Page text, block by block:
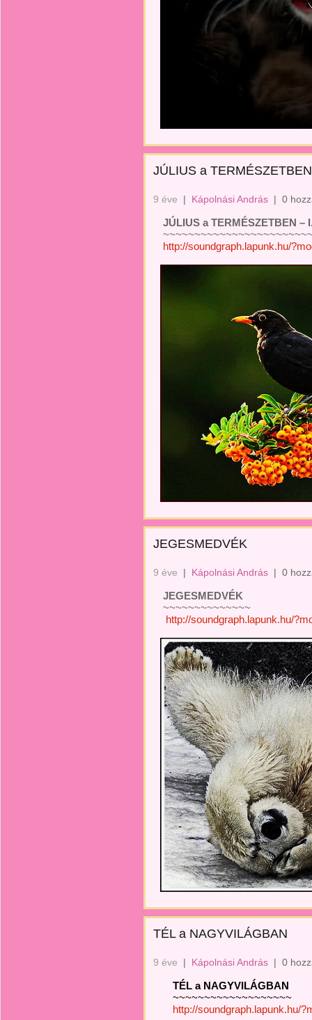
JÚLIUS a
9 éve | Kápolnási András | 0
JÚLIUS a TERMÉSZETBEN –
http://soundgraph.lapunk.hu/
JEGESMEDVÉK
9 éve | Kápolnási András | 0
JEGESMEDVÉK
~~~~~~~~~~~~~~
http://soundgraph.lapunk.hu/
TÉL a NAGYVILÁGBAN
9 éve | Kápolnási András | 0
TÉL a NAGYVILÁGBAN
~~~~~~~~~~~~~~~~~~~
http://soundgraph.lapunk.hu/